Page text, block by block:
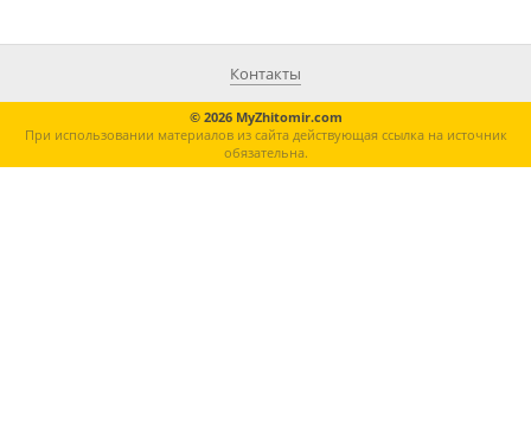
Контакты
© 2026 MyZhitomir.com
При использовании материалов из сайта действующая ссылка на источник
обязательна.